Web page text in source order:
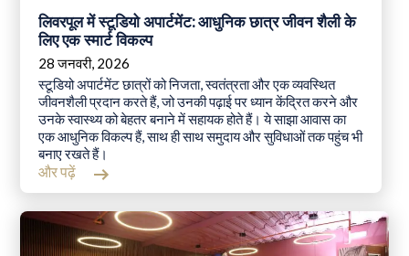
लिवरपूल में स्टूडियो अपार्टमेंट: आधुनिक छात्र जीवन शैली के
लिए एक स्मार्ट विकल्प
28 जनवरी, 2026
स्टूडियो अपार्टमेंट छात्रों को निजता, स्वतंत्रता और एक व्यवस्थित
जीवनशैली प्रदान करते हैं, जो उनकी पढ़ाई पर ध्यान केंद्रित करने और
उनके स्वास्थ्य को बेहतर बनाने में सहायक होते हैं। ये साझा आवास का
एक आधुनिक विकल्प हैं, साथ ही साथ समुदाय और सुविधाओं तक पहुंच भी
बनाए रखते हैं।
और पढ़ें